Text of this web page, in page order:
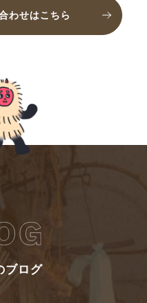
わせはこちら
ブログ